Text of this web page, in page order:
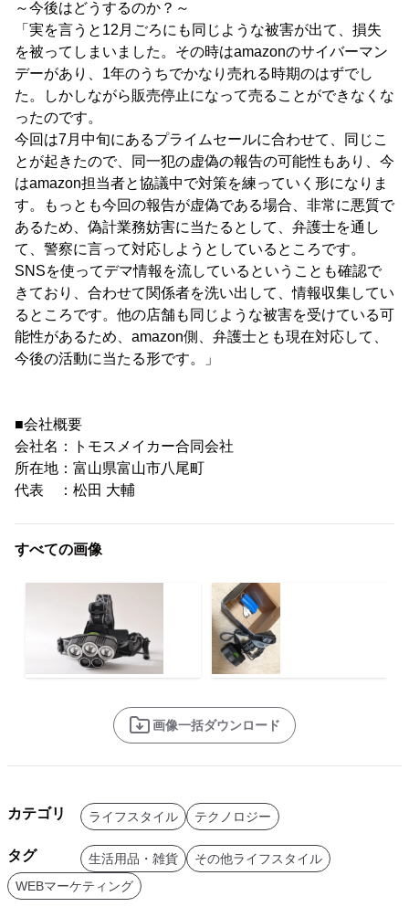
～今後はどうするのか？～
「実を言うと12月ごろにも同じような被害が出て、損失
を被ってしまいました。その時はamazonのサイバーマン
デーがあり、1年のうちでかなり売れる時期のはずでし
た。しかしながら販売停止になって売ることができなくな
ったのです。
今回は7月中旬にあるプライムセールに合わせて、同じこ
とが起きたので、同一犯の虚偽の報告の可能性もあり、今
はamazon担当者と協議中で対策を練っていく形になりま
す。もっとも今回の報告が虚偽である場合、非常に悪質で
あるため、偽計業務妨害に当たるとして、弁護士を通し
て、警察に言って対応しようとしているところです。
SNSを使ってデマ情報を流しているということも確認で
きており、合わせて関係者を洗い出して、情報収集してい
るところです。他の店舗も同じような被害を受けている可
能性があるため、amazon側、弁護士とも現在対応して、
今後の活動に当たる形です。」
■会社概要
会社名：トモスメイカー合同会社
所在地：富山県富山市八尾町
代表 ：松田 大輔
すべての画像
画像一括ダウンロード
カテゴリ ライフスタイル テクノロジー
タグ 生活用品・雑貨
その他ライフスタイル
WEBマーケティング